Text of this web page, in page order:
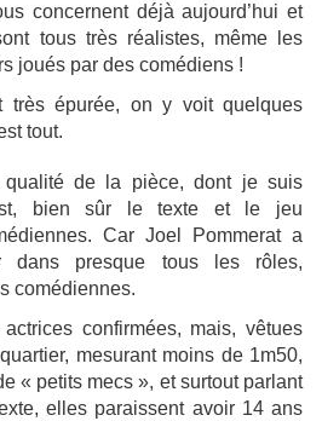
concernent déjà aujourd’hui et
tous très réalistes, même les
joués par des comédiens !
très épurée, on y voit quelques
tout.
qualité de la pièce, dont je suis
bien sûr le texte et le jeu
Car Joel Pommerat a
dans presque tous les rôles,
comédiennes.
confirmées, mais, vêtues
mesurant moins de 1m50,
« petits mecs », et surtout parlant
elles paraissent avoir 14 ans